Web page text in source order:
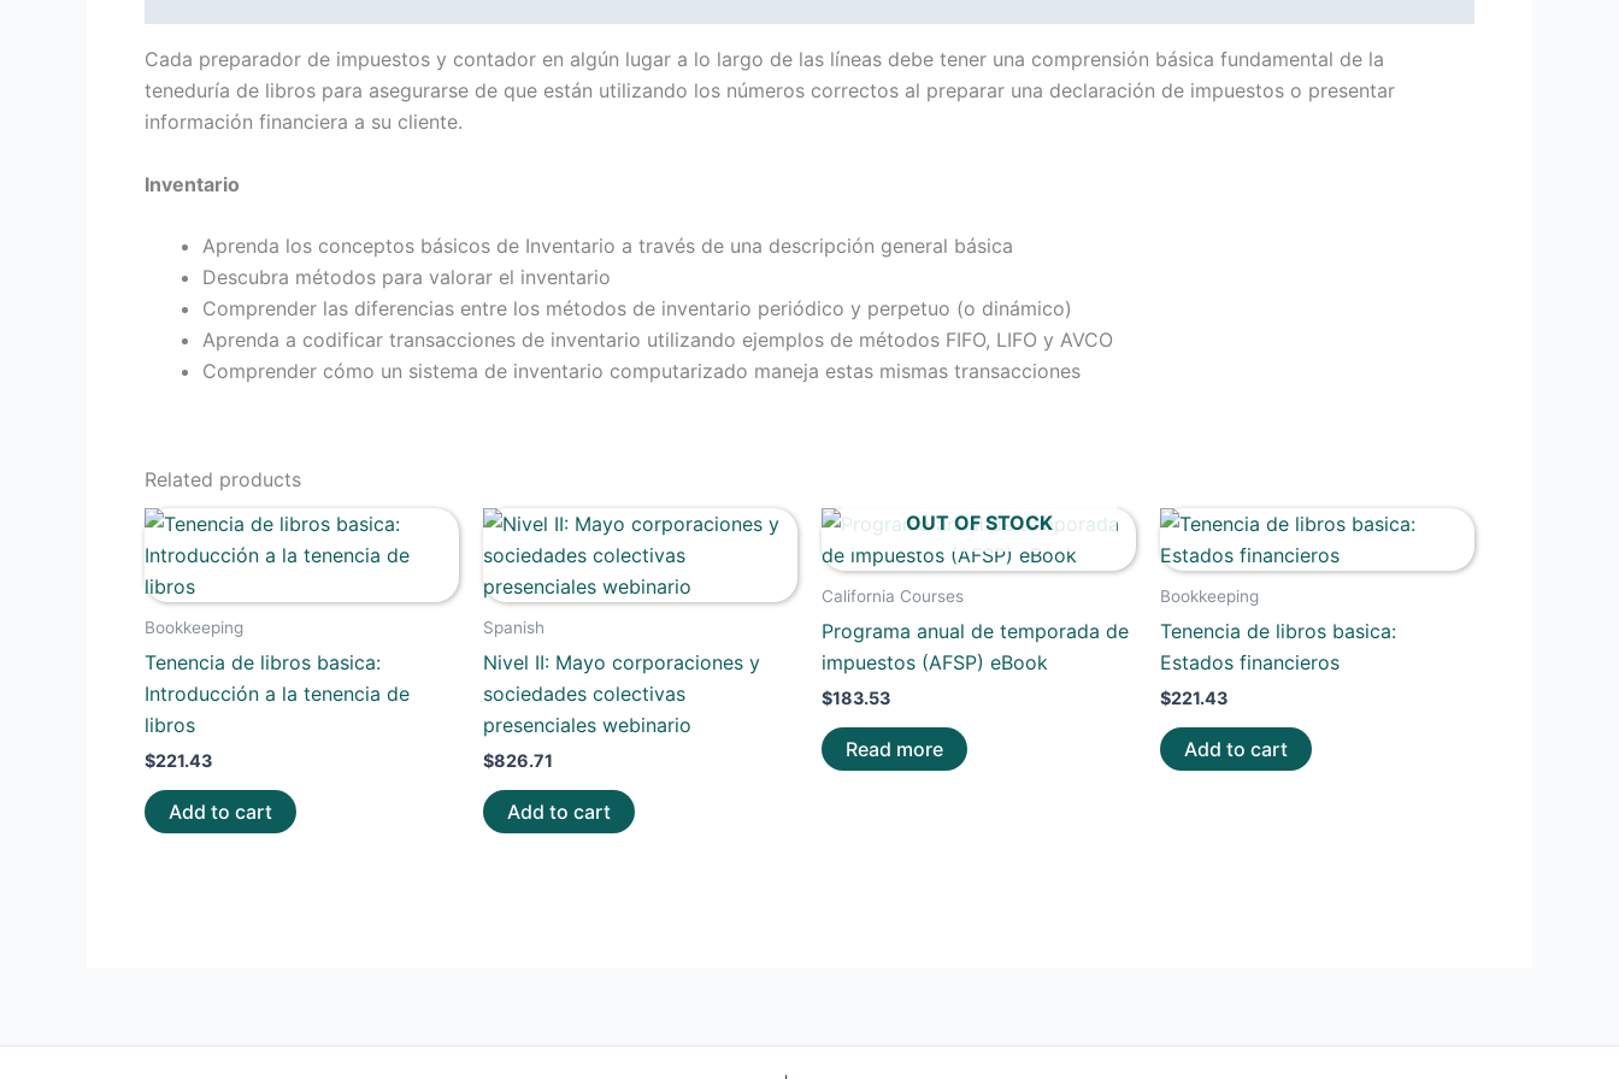
Cada preparador de impuestos y contador en algún lugar a lo largo de las líneas debe tener una comprensión básica fundamental de la
teneduría de libros para asegurarse de que están utilizando los números correctos al preparar una declaración de impuestos o presentar
información financiera a su cliente.
Inventario
Aprenda los conceptos básicos de Inventario a través de una descripción general básica
Descubra métodos para valorar el inventario
Comprender las diferencias entre los métodos de inventario periódico y perpetuo (o dinámico)
Aprenda a codificar transacciones de inventario utilizando ejemplos de métodos FIFO, LIFO y AVCO
Comprender cómo un sistema de inventario computarizado maneja estas mismas transacciones
Related products
Bookkeeping
Tenencia de libros basica:
Introducción a la tenencia de
libros
$221.43
Add to cart
Spanish
Nivel II: Mayo corporaciones y
sociedades colectivas
presenciales webinario
$826.71
Add to cart
OUT OF STOCK
California Courses
Programa anual de temporada de
impuestos (AFSP) eBook
$183.53
Read more
Bookkeeping
Tenencia de libros basica:
Estados financieros
$221.43
Add to cart